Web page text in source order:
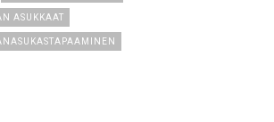
ASUKKAAT